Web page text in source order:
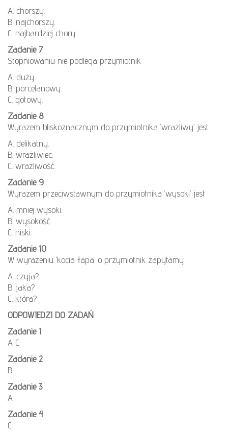
A. chorszy.
B. najchorszy.
C. najbardziej chory.
Zadanie 7
Stopniowaniu nie podlega przymiotnik
A. duży.
B. porcelanowy.
C. gotowy.
Zadanie 8
Wyrazem bliskoznacznym do przymiotnika ‘wrażliwy’ jest
A. delikatny.
B. wrażliwiec.
C. wrażliwość.
Zadanie 9
Wyrazem przeciwstawnym do przymiotnika ‘wysoki’ jest
A. mniej wysoki.
B. wysokość.
C. niski.
Zadanie 10
W wyrażeniu ‘kocia łapa’ o przymiotnik zapytamy
A. czyja?
B. jaka?
C. która?
ODPOWIEDZI DO ZADAŃ
Zadanie 1
A C
Zadanie 2
B
Zadanie 3
A
Zadanie 4
C